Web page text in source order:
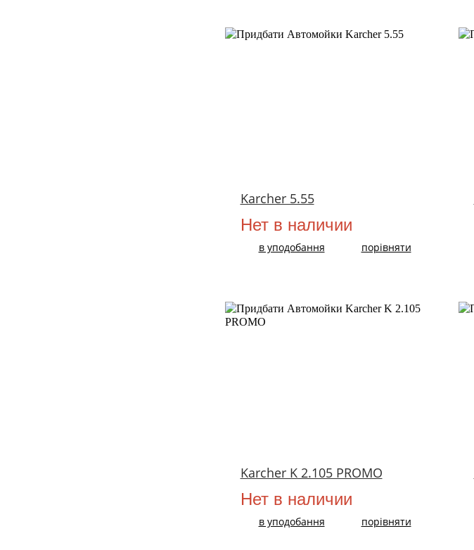
Karcher 5.55
Нет в наличии
в уподобання порівняти
Karcher K 2.105 PROMO
Нет в наличии
в уподобання порівняти